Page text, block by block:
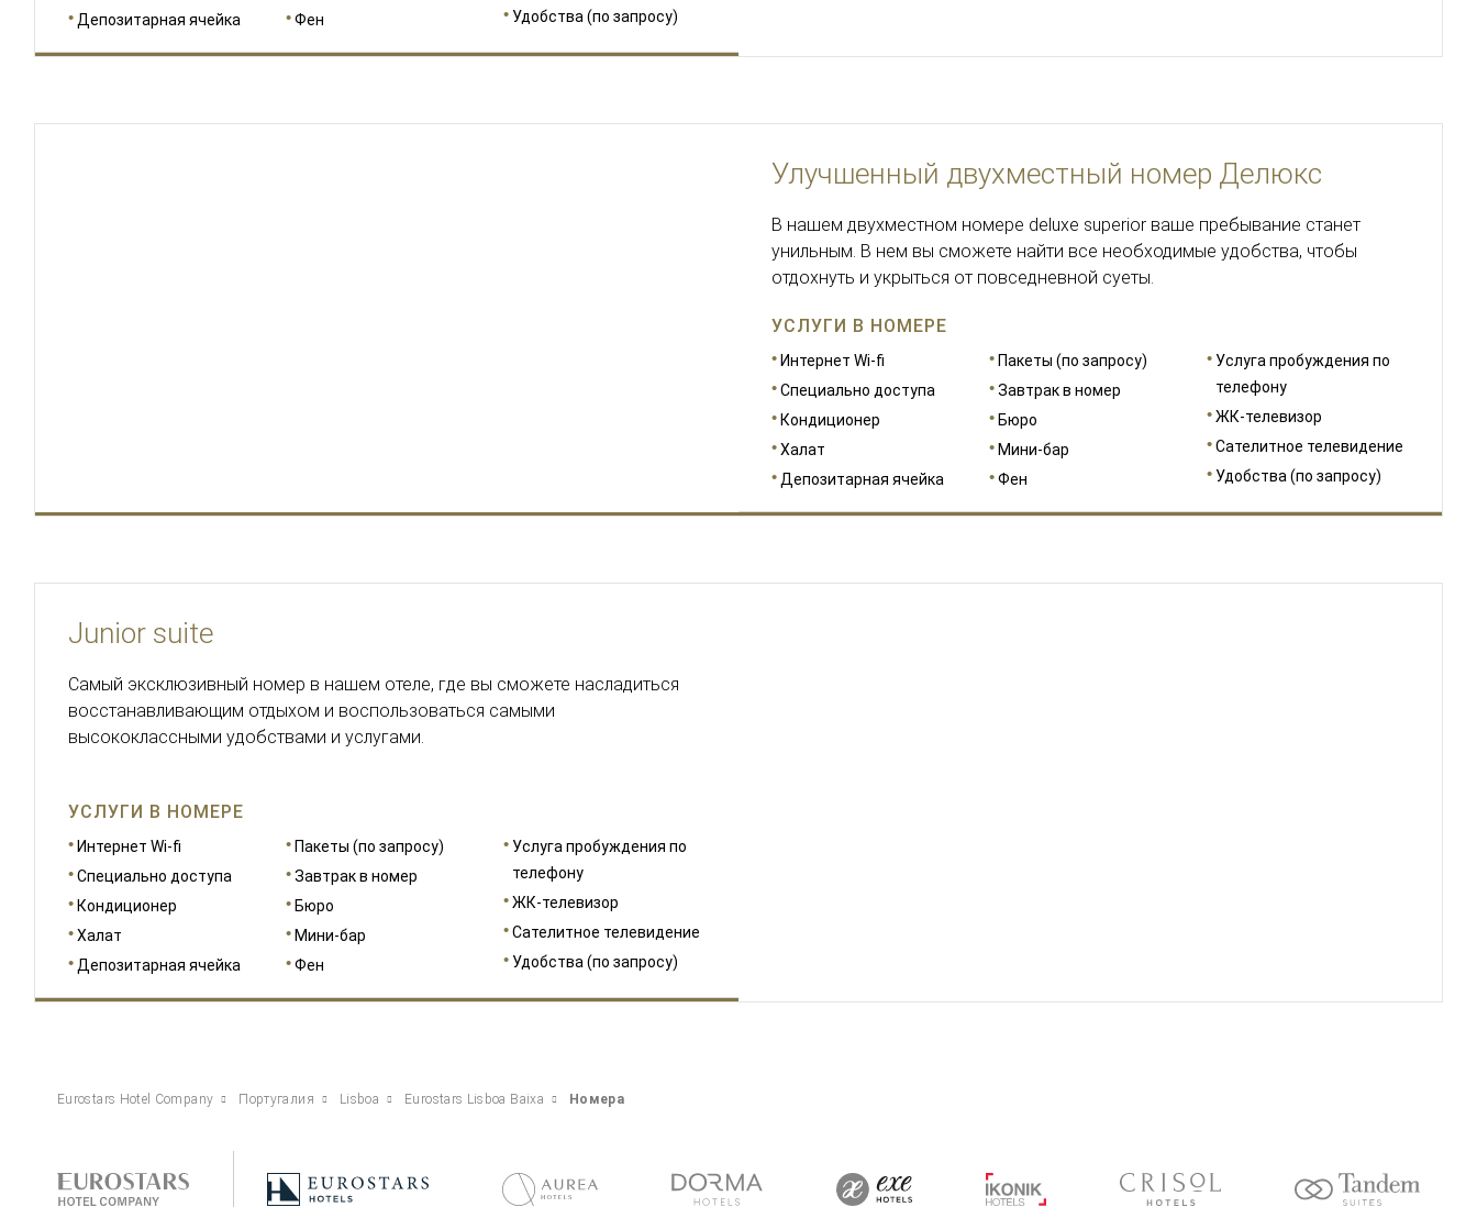
Депозитарная ячейка
Фен
Удобства (по запросу)
Улучшенный двухместный номер Делюкс
В нашем двухместном номере deluxe superior ваше пребывание станет
унильным. В нем вы сможете найти все необходимые удобства, чтобы
отдохнуть и укрыться от повседневной суеты.
УСЛУГИ В НОМЕРЕ
Интернет Wi-fi
Специально доступа
Кондиционер
Халат
Депозитарная ячейка
Пакеты (по запросу)
Завтрак в номер
Бюро
Мини-бар
Фен
Услуга пробуждения по
телефону
ЖК-телевизор
Сателитное телевидение
Удобства (по запросу)
Junior suite
Самый эксклюзивный номер в нашем отеле, где вы сможете насладиться
восстанавливающим отдыхом и воспользоваться самыми
высококлассными удобствами и услугами.
УСЛУГИ В НОМЕРЕ
Интернет Wi-fi
Специально доступа
Кондиционер
Халат
Депозитарная ячейка
Пакеты (по запросу)
Завтрак в номер
Бюро
Мини-бар
Фен
Услуга пробуждения по
телефону
ЖК-телевизор
Сателитное телевидение
Удобства (по запросу)
Eurostars Hotel Company Португалия Lisboa Eurostars Lisboa Baixa Номера